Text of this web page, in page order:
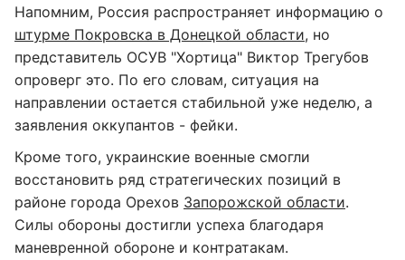
Напомним, Россия распространяет информацию о
штурме Покровска в Донецкой области, но
представитель ОСУВ "Хортица" Виктор Трегубов
опроверг это. По его словам, ситуация на
направлении остается стабильной уже неделю, а
заявления оккупантов - фейки.
Кроме того, украинские военные смогли
восстановить ряд стратегических позиций в
районе города Орехов Запорожской области.
Силы обороны достигли успеха благодаря
маневренной обороне и контратакам.